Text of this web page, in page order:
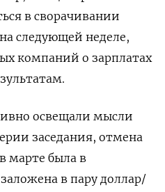
в сворачивании
следующей неделе,
компаний о зарплатах
освещали мысли
заседания, отмена
марте была в
в пару доллар/